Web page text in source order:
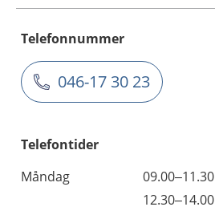
Telefonnummer
046-17 30 23
Telefontider
Måndag
09.00–11.30
12.30–14.00